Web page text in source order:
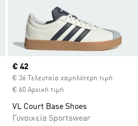
Current price
€ 42
€ 36 Τελευταία χαμηλότερη τιμή
€ 60 Αρχική τιμή
VL Court Base Shoes
Γυναικεία Sportswear